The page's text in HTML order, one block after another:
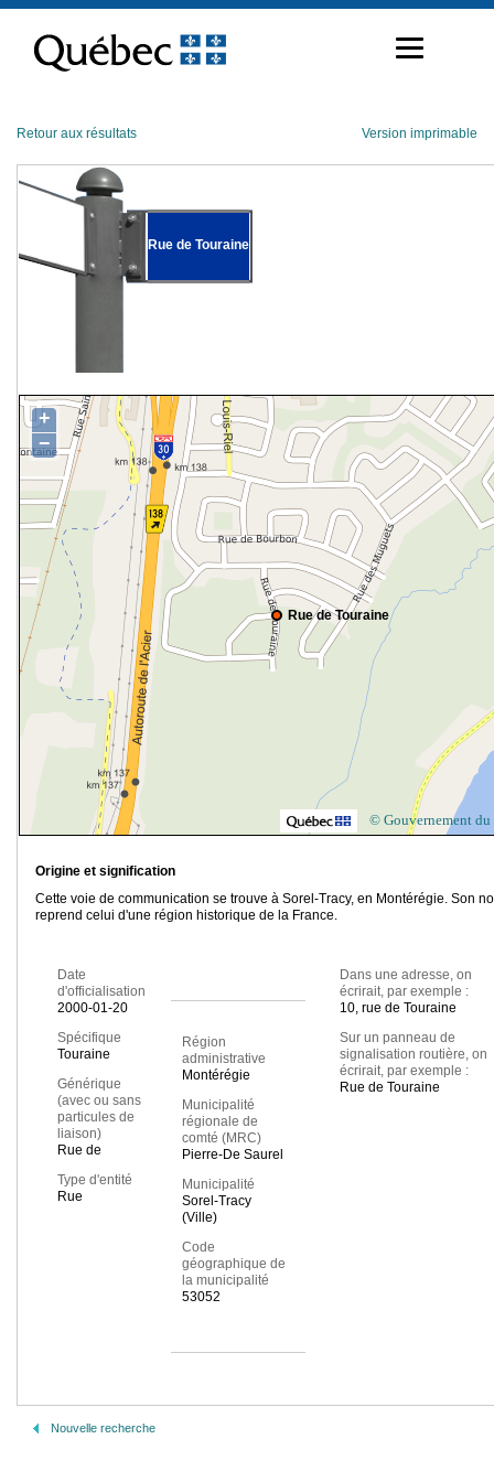
contenu
Retour aux résultats Version imprimable
Rue de Touraine
Rue de Touraine
+
−
© Gouvernement du
Origine et signification
Cette voie de communication se trouve à Sorel-Tracy, en Montérégie. Son
reprend celui d'une région historique de la France.
Date
d'officialisation
2000-01-20
Spécifique
Touraine
Générique
(avec ou sans
particules de
liaison)
Rue de
Type d'entité
Rue
Région
administrative
Montérégie
Municipalité
régionale de
comté (MRC)
Pierre-De Saurel
Municipalité
Sorel-Tracy
(Ville)
Code
géographique de
la municipalité
53052
Dans une adresse, on
écrirait, par exemple :
10, rue de Touraine
Sur un panneau de
signalisation routière, on
écrirait, par exemple :
Rue de Touraine
Nouvelle recherche